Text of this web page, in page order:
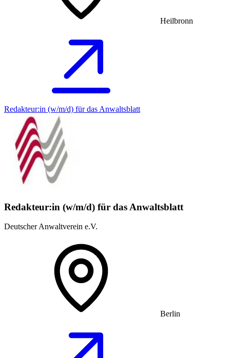
Heilbronn
Redakteur:in (w/m/d) für das Anwaltsblatt
Redakteur:in (w/m/d) für das Anwaltsblatt
Deutscher Anwaltverein e.V.
Berlin